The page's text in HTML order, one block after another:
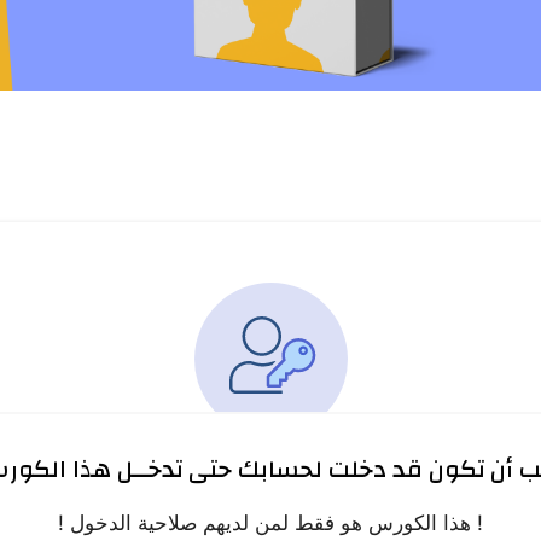
أن تكون قد دخلت لحسابك حتى تدخــل هذا
! هذا الكورس هو فقط لمن لديهم صلاحية الدخول !